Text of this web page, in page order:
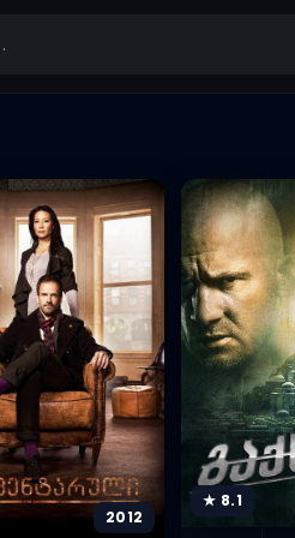
2012
★ 8.1